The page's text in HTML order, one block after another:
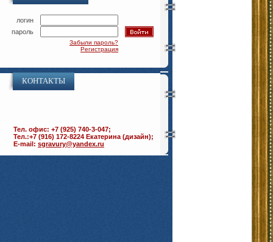
логин
пароль
Забыли пароль?
Регистрация
КОНТАКТЫ
Тел. офис: +7 (925) 740-3-047;
Тел.:+7 (916) 172-8224 Екатерина (дизайн);
E-mail: sgravury@yandex.ru